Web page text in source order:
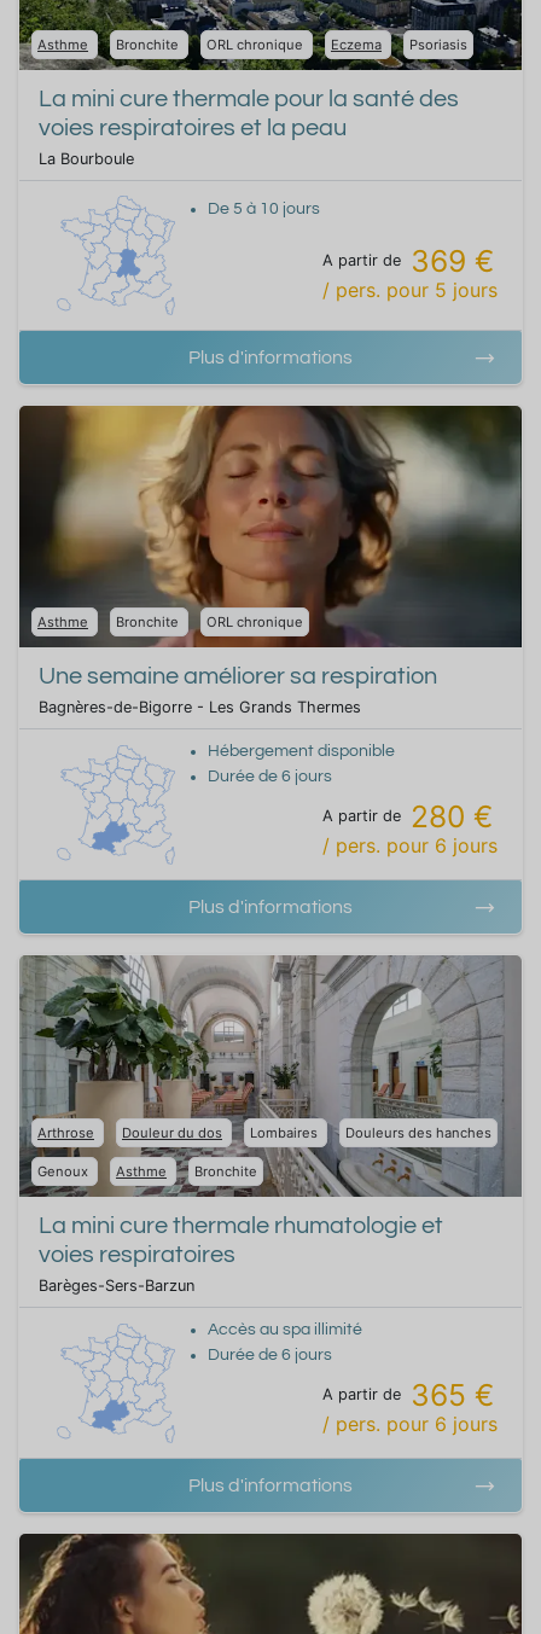
Asthme Bronchite ORL chronique Eczema Psoriasis
La mini cure thermale pour la santé des
voies respiratoires et la peau
La Bourboule
De 5 à 10 jours
A partir de 369 €
/ pers. pour 5 jours
Plus d'informations
Asthme Bronchite ORL chronique
Une semaine améliorer sa respiration
Bagnères-de-Bigorre - Les Grands Thermes
Hébergement disponible
Durée de 6 jours
A partir de 280 €
/ pers. pour 6 jours
Plus d'informations
Arthrose Douleur du dos Lombaires Douleurs des hanches
Genoux Asthme Bronchite
La mini cure thermale rhumatologie et
voies respiratoires
Barèges-Sers-Barzun
Accès au spa illimité
Durée de 6 jours
A partir de 365 €
/ pers. pour 6 jours
Plus d'informations